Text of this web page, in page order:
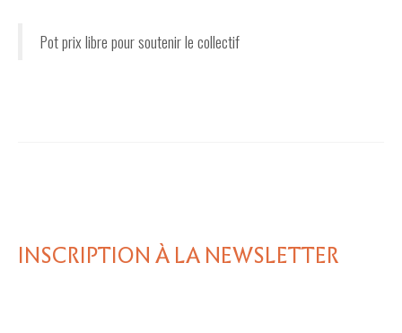
Pot prix libre pour soutenir le collectif
INSCRIPTION À LA NEWSLETTER